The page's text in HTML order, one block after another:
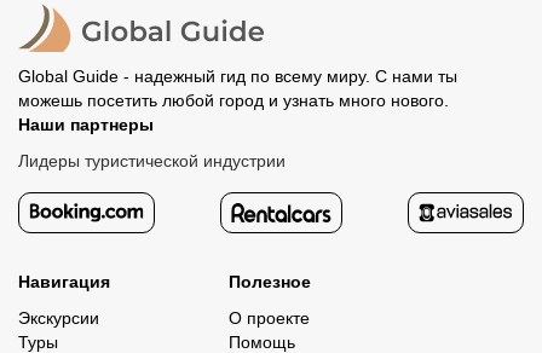
Global Guide - надежный гид по всему миру. С нами ты
можешь посетить любой город и узнать много нового.
Наши партнеры
Лидеры туристической индустрии
Навигация
Экскурсии
Туры
Полезное
О проекте
Помощь